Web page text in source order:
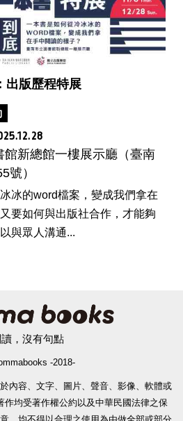
出版歷程特展
新總館一樓展示廳（臺南
號）
冰的word檔案，變成我們拿在
要如何與出版社合作，才能夠
與眾人溝通...
讀，沒有句點
-2018-
內容、文字、圖片、聲音、影像、軟體或
作均受著作權公約以及中華民國法律之保